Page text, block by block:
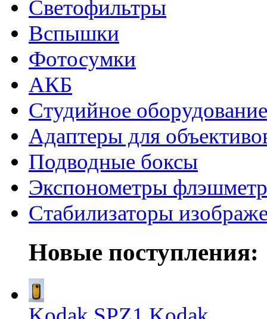
Светофильтры
Вспышки
Фотосумки
АКБ
Студийное оборудование
Адаптеры для
Подводные боксы
Экспонометры
Стабилизаторы
Новые поступления: